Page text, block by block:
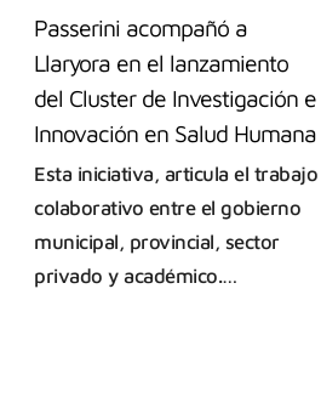
Passerini acompañó a
Llaryora en el lanzamiento
del Cluster de Investigación e
Innovación en Salud Humana
Esta iniciativa, articula el trabajo
colaborativo entre el gobierno
municipal, provincial, sector
privado y académico.…